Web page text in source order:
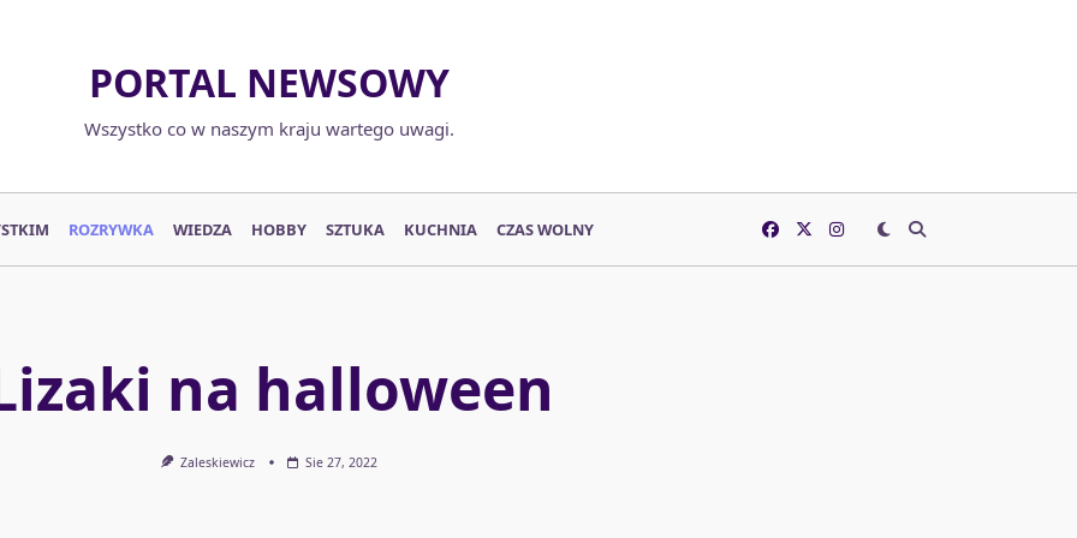
PORTAL NEWSOWY
Wszystko co w naszym kraju wartego uwagi.
ROZRYWKA WIEDZA HOBBY SZTUKA KUCHNIA CZAS WOLNY
na halloween
Zaleskiewicz Sie 27, 2022